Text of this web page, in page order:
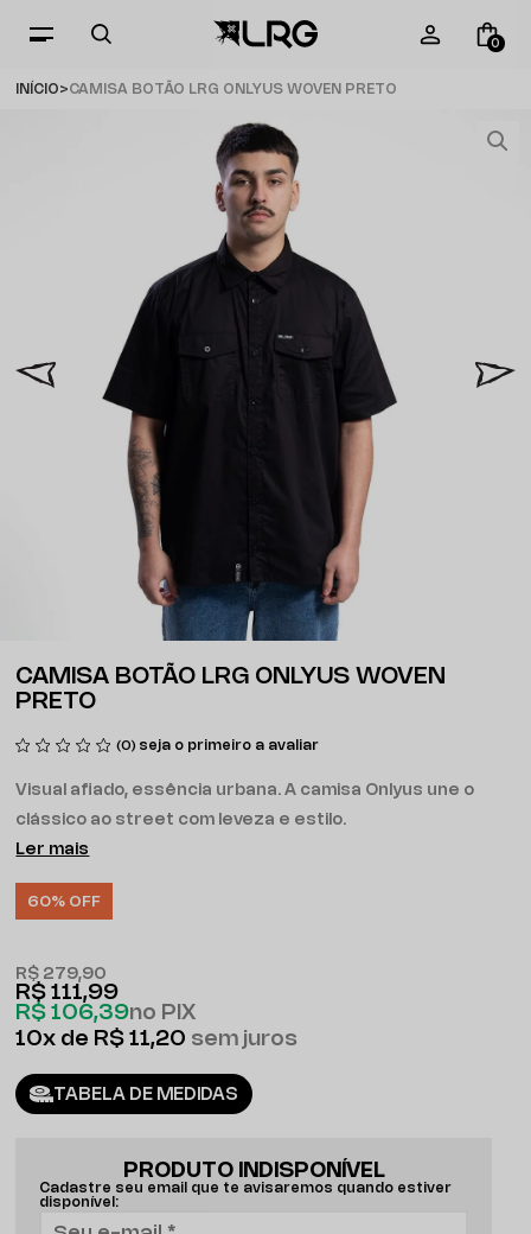
0
INÍCIO CAMISA BOTÃO LRG ONLYUS WOVEN PRETO
CAMISA BOTÃO LRG ONLYUS WOVEN
PRETO
(0) seja o primeiro a avaliar
Visual afiado, essência urbana. A camisa Onlyus une o
clássico ao street com leveza e estilo.
Ler mais
60% OFF
R$ 106,39no PIX
R$ 279,90
R$ 111,99
10x R$ 11,20 sem juros
TABELA DE MEDIDAS
PRODUTO INDISPONÍVEL
Cadastre seu email que te avisaremos quando estiver
disponível: